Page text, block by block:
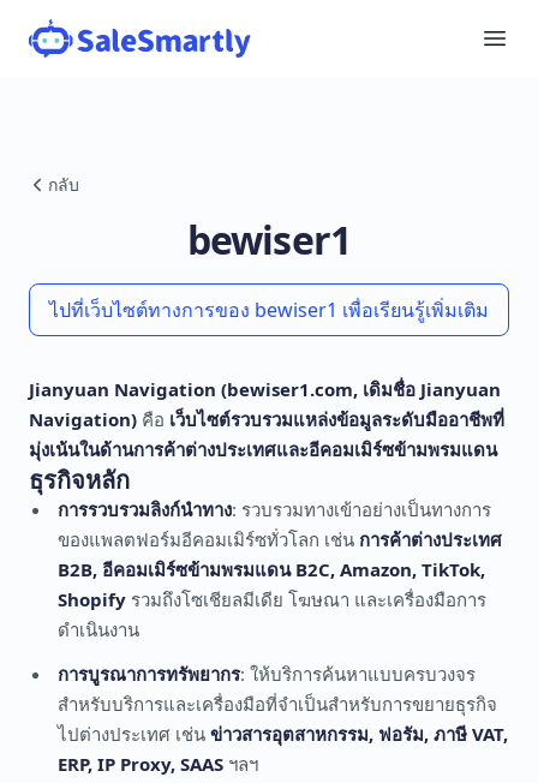
กลับ
bewiser1
ไปที่เว็บไซต์ทางการของ bewiser1 เพื่อเรียนรู้เพิ่มเติม
Jianyuan Navigation (bewiser1.com, เดิมชื่อ Jianyuan
Navigation) คือ เว็บไซต์รวบรวมแหล่งข้อมูลระดับมืออาชีพที่
มุ่งเน้นในด้านการค้าต่างประเทศและอีคอมเมิร์ซข้ามพรมแดน
ธุรกิจหลัก
การรวบรวมลิงก์นำทาง: รวบรวมทางเข้าอย่างเป็นทางการ
ของแพลตฟอร์มอีคอมเมิร์ซทั่วโลก เช่น การค้าต่างประเทศ
B2B, อีคอมเมิร์ซข้ามพรมแดน B2C, Amazon, TikTok,
Shopify รวมถึงโซเชียลมีเดีย โฆษณา และเครื่องมือการ
ดำเนินงาน
การบูรณาการทรัพยากร: ให้บริการค้นหาแบบครบวงจร
สำหรับบริการและเครื่องมือที่จำเป็นสำหรับการขยายธุรกิจ
ไปต่างประเทศ เช่น ข่าวสารอุตสาหกรรม, ฟอรัม, ภาษี VAT,
ERP, IP Proxy, SAAS ฯลฯ